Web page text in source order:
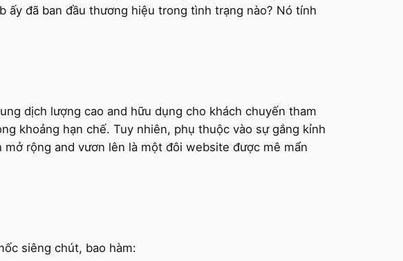
ấy đã ban đầu thương hiệu trong tình trạng nào? Nó tính
dịch lượng cao and hữu dụng cho khách chuyến tham
khoảng hạn chế. Tuy nhiên, phụ thuộc vào sự gắng kỉnh
rộng and vươn lên là một đôi website được mê mẩn
siêng chút, bao hàm: